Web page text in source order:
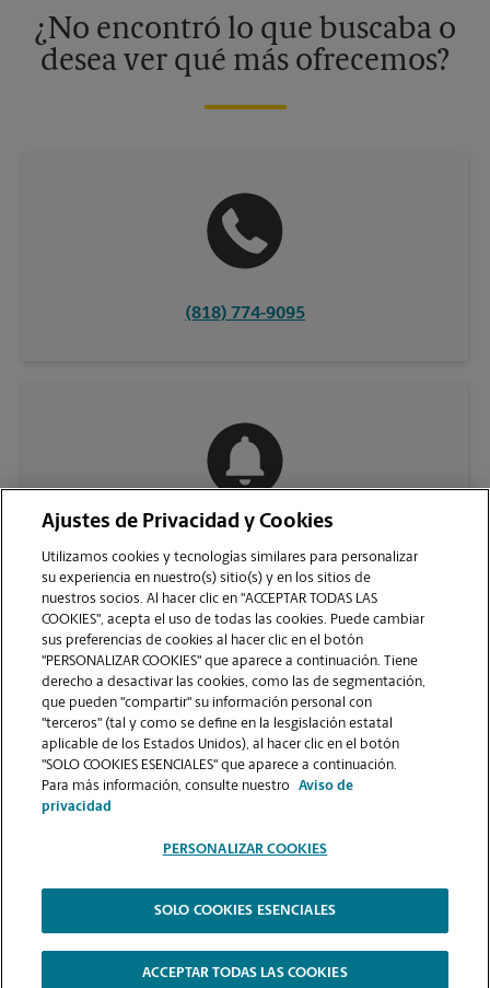
¿No encontró lo que buscaba o
desea ver qué más ofrecemos?
(818) 774-9095
VER LA PÁGINA DE LA TIENDA
2026.
The UPS Store | Aviso de Privacidad | Términos de Uso del Sitio Web |
Contraste Alto
Ajustes de Privacidad y Cookies
Utilizamos cookies y tecnologías similares para personalizar
su experiencia en nuestro(s) sitio(s) y en los sitios de
nuestros socios. Al hacer clic en "ACCEPTAR TODAS LAS
COOKIES", acepta el uso de todas las cookies. Puede cambiar
sus preferencias de cookies al hacer clic en el botón
"PERSONALIZAR COOKIES" que aparece a continuación. Tiene
derecho a desactivar las cookies, como las de segmentación,
que pueden "compartir" su información personal con
"terceros" (tal y como se define en la lesgislación estatal
aplicable de los Estados Unidos), al hacer clic en el botón
"SOLO COOKIES ESENCIALES" que aparece a continuación.
Para más información, consulte nuestro
Aviso de
privacidad
PERSONALIZAR COOKIES
SOLO COOKIES ESENCIALES
ACCEPTAR TODAS LAS COOKIES